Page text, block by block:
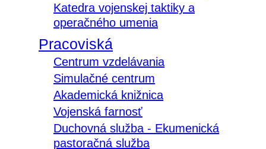
Katedra vojenskej taktiky a
operačného umenia
Pracoviská
Centrum vzdelávania
Simulačné centrum
Akademická knižnica
Vojenská farnosť
Duchovná služba - Ekumenická
pastoračná služba